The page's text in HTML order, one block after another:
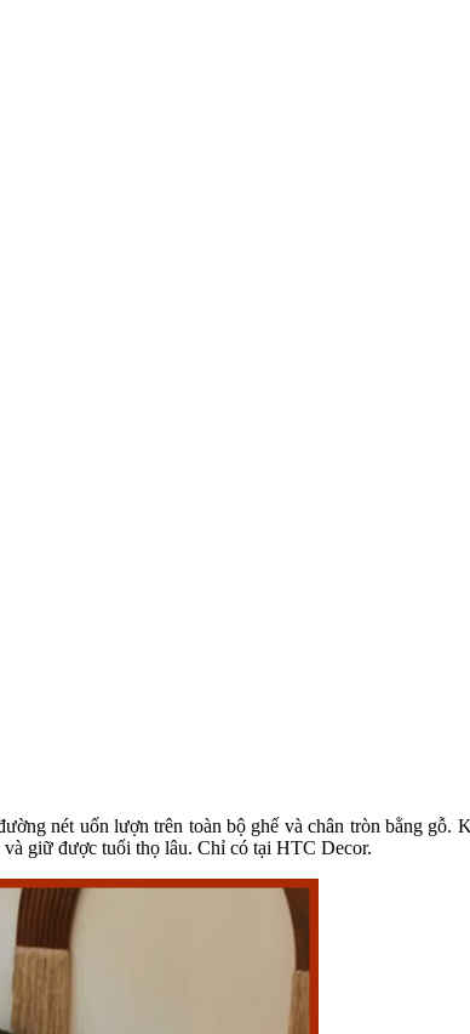
nét uốn lượn trên toàn bộ ghế và chân tròn bằng gỗ.
giữ được tuổi thọ lâu. Chỉ có tại HTC Decor.